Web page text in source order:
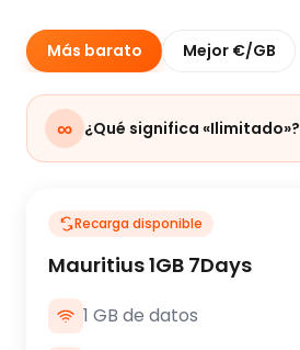
Más barato Mejor €/GB
∞ ¿Qué significa «Ilimitado»?
Recarga disponible
Mauritius 1GB 7Days
1 GB de datos